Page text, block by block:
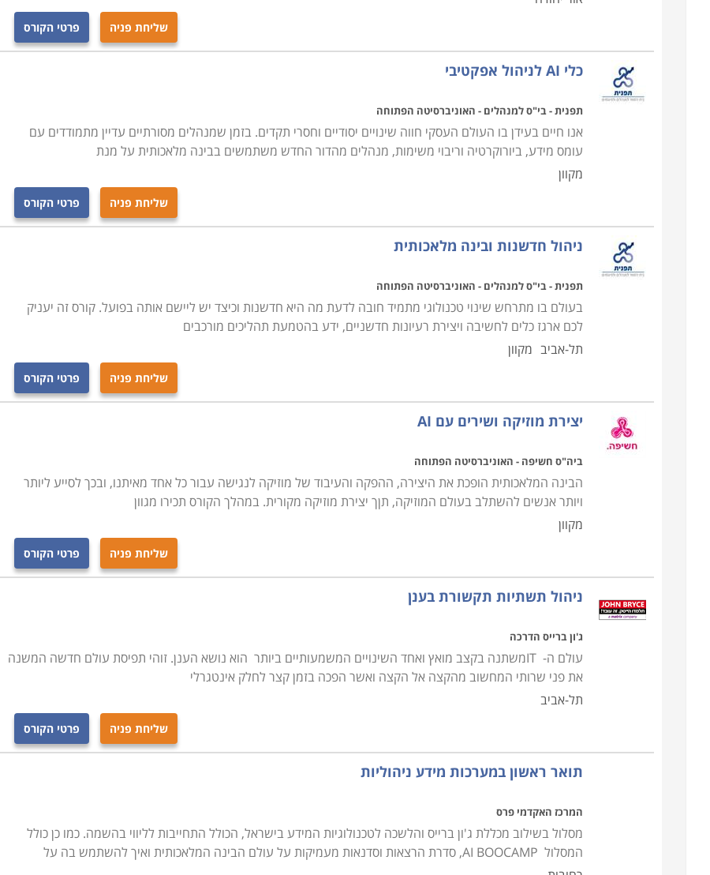
שליחת פניה פרטי הקורס
כלי AI לניהול אפקטיבי
תפנית - בי"ס למנהלים - האוניברסיטה הפתוחה
אנו חיים בעידן בו העולם העסקי חווה שינויים יסודיים וחסרי תקדים. בזמן שמנהלים מסורתיים עדיין מתמודדים עם
עומס מידע, ביורוקרטיה וריבוי משימות, מנהלים מהדור החדש משתמשים בבינה מלאכותית על מנת
מקוון
שליחת פניה פרטי הקורס
ניהול חדשנות ובינה מלאכותית
תפנית - בי"ס למנהלים - האוניברסיטה הפתוחה
בעולם בו מתרחש שינוי טכנולוגי מתמיד חובה לדעת מה היא חדשנות וכיצד יש ליישם אותה בפועל. קורס זה יעניק
לכם ארגז כלים לחשיבה ויצירת רעיונות חדשניים, ידע בהטמעת תהליכים מורכבים
תל-אביב מקוון
שליחת פניה פרטי הקורס
יצירת מוזיקה ושירים עם AI
ביה"ס חשיפה - האוניברסיטה הפתוחה
הבינה המלאכותית הופכת את היצירה, ההפקה והעיבוד של מוזיקה לנגישה עבור כל אחד מאיתנו, ובכך לסייע ליותר
ויותר אנשים להשתלב בעולם המוזיקה, תןך יצירת מוזיקה מקורית. במהלך הקורס תכירו מגוון
מקוון
שליחת פניה פרטי הקורס
ניהול תשתיות תקשורת בענן
ג'ון ברייס הדרכה
עולם ה- ITמשתנה בקצב מואץ ואחד השינויים המשמעותיים ביותר הוא נושא הענן. זוהי תפיסת עולם חדשה המשנה
את פני שרותי המחשוב מהקצה אל הקצה ואשר הפכה בזמן קצר לחלק אינטגרלי
תל-אביב
שליחת פניה פרטי הקורס
תואר ראשון במערכות מידע ניהוליות
המרכז האקדמי פרס
מסלול בשילוב מכללת ג'ון ברייס והלשכה לטכנולוגיות המידע בישראל, הכולל התחייבות לליווי בהשמה. כמו כן כולל
המסלול AI BOOCAMP, סדרת הרצאות וסדנאות מעמיקות על עולם הבינה המלאכותית ואיך להשתמש בה על